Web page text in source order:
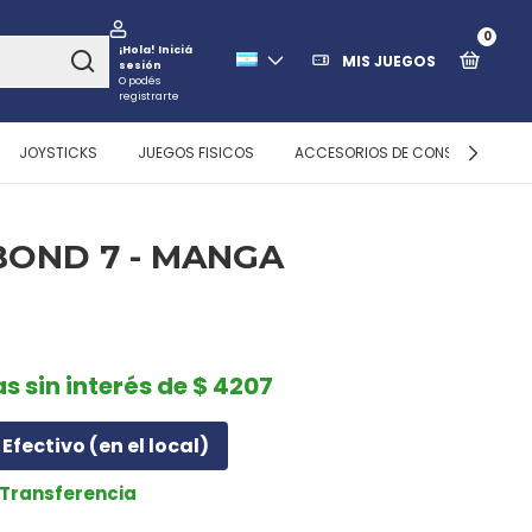
¡Hola! Iniciá
sesión
O podés
registrarte
MIS JUEGOS
0
JOYSTICKS JUEGOS FISICOS ACCESORIOS DE CONSOLAS
7 - MANGA
sin interés de $ 4207
Efectivo (en el local)
Transferencia